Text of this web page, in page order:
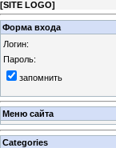
[SITE LOGO]
Форма входа
Логин:
Пароль:
запомнить
Меню сайта
Categories